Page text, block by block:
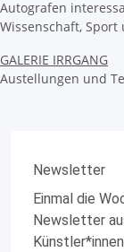
Autografen
Wissenschaft, Sport
GALERIE IRRGANG
Austellungen und
Newsletter
Einmal die
Newsletter